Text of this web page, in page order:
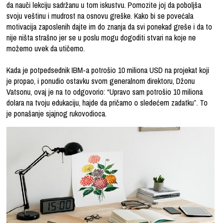
da nauči lekciju sadržanu u tom iskustvu. Pomozite joj da poboljša
svoju veštinu i mudrost na osnovu greške. Kako bi se povećala
motivacija zaposlenih dajte im do znanja da svi ponekad greše i da to
nije ništa strašno jer se u poslu mogu dogoditi stvari na koje ne
možemo uvek da utičemo.
Kada je potpedsednik IBM-a potrošio 10 miliona USD na projekat koji
je propao, i ponudio ostavku svom generalnom direktoru, Džonu
Vatsonu, ovaj je na to odgovorio: “Upravo sam potrošio 10 miliona
dolara na tvoju edukaciju, hajde da pričamo o sledećem zadatku”. To
je ponašanje sjajnog rukovodioca.